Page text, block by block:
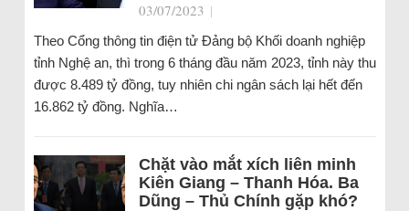
03/07/2023 |
Theo Cổng thông tin điện tử Đảng bộ Khối doanh nghiệp
tỉnh Nghệ an, thì trong 6 tháng đầu năm 2023, tỉnh này thu
được 8.489 tỷ đồng, tuy nhiên chi ngân sách lại hết đến
16.862 tỷ đồng. Nghĩa…
Chặt vào mắt xích liên minh
Kiên Giang – Thanh Hóa. Ba
Dũng – Thủ Chính gặp khó?